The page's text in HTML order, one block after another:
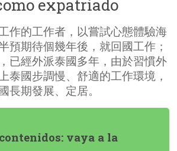
expatriado
作的工作者，以嘗試心態體驗海
預期待個幾年後，就回國工作；
已經外派泰國多年，由於習慣外
泰國步調慢、舒適的工作環境，
長期發展、定居。
vaya a la